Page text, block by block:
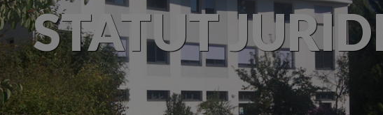
STATUT